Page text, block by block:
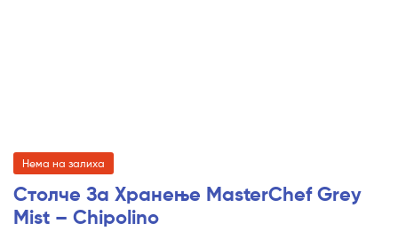
Нема на залиха
Столче За Хранење MasterChef Grey
Mist – Chipolino